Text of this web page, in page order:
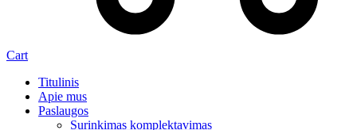
Cart
Titulinis
Apie mus
Paslaugos
Surinkimas komplektavimas